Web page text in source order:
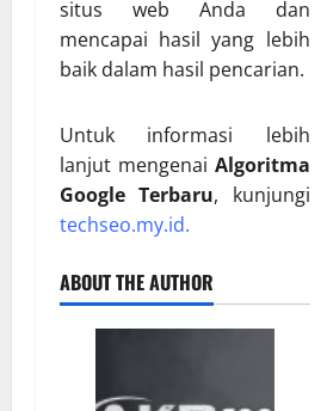
situs web Anda dan
mencapai hasil yang lebih
baik dalam hasil pencarian.
Untuk informasi lebih
lanjut mengenai Algoritma
Google Terbaru, kunjungi
techseo.my.id.
ABOUT THE AUTHOR